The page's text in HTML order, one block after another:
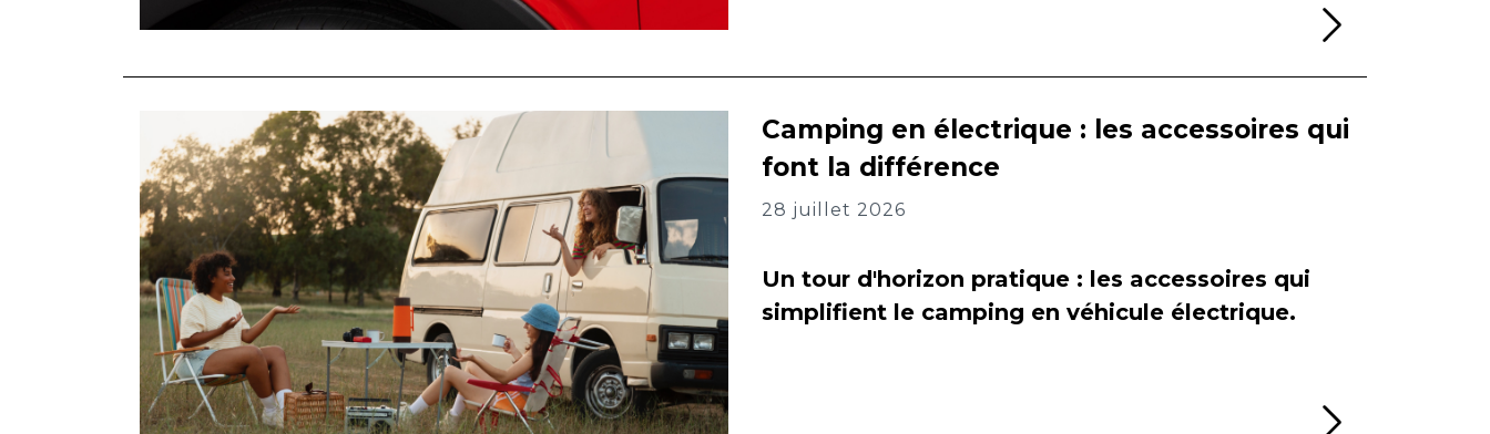
Camping en électrique : les accessoires qui
font la différence
28 juillet 2026
Un tour d'horizon pratique : les accessoires qui
simplifient le camping en véhicule électrique.